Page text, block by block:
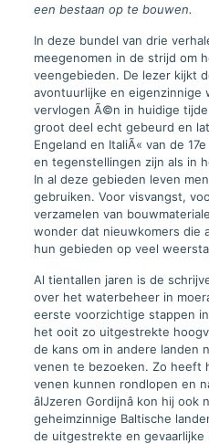
een bestaan op te bouwen.
In deze bundel van drie
meegenomen in de strijd om
veengebieden. De lezer kijkt
avontuurlijke en eigenzinnige
vervlogen Ã©n in huidige
groot deel echt gebeurd en
Engeland en ItaliÃ« van de 17e
en tegenstellingen zijn als in
In al deze gebieden leven
gebruiken. Voor visvangst,
verzamelen van
wonder dat nieuwkomers die
hun gebieden op veel
Al tientallen jaren is de
over het waterbeheer in
eerste voorzichtige stappen
het ooit zo uitgestrekte
de kans om in andere landen
venen te bezoeken. Zo heeft
venen kunnen rondlopen en
âIJzeren Gordijnâ kon hij
geheimzinnige Baltische
de uitgestrekte en gevaarlijke